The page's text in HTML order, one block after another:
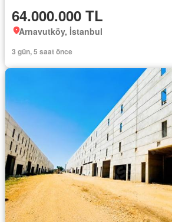
64.000.000 TL
Arnavutköy, İstanbul
3 gün, 5 saat önce